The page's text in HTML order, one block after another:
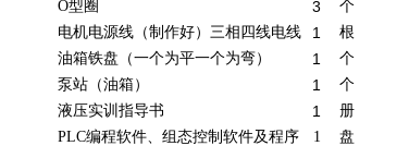
O型圈 3
个
电机电源线（制作好）三相四线电线 1
根
油箱铁盘（一个为平一个为弯） 1
个
泵站（油箱） 1
个
液压实训指导书 1
册
PLC编程软件、组态控制软件及程序 1
盘